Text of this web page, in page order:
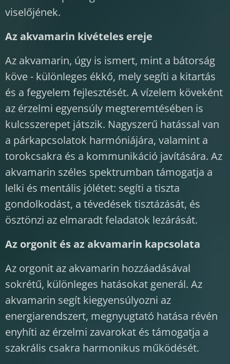
viselőjének.
Az akvamarin kivételes ereje
Az akvamarin, úgy is ismert, mint a bátorság
köve - különleges ékkő, mely segíti a kitartás
és a fegyelem fejlesztését. A vízelem köveként
az érzelmi egyensúly megteremtésében is
kulcsszerepet játszik. Nagyszerű hatással van
a párkapcsolatok harmóniájára, valamint a
torokcsakra és a kommunikáció javítására. Az
akvamarin széles spektrumban támogatja a
lelki és mentális jólétet: segíti a tiszta
gondolkodást, a tévedések tisztázását, és
ösztönzi az elmaradt feladatok lezárását.
Az orgonit és az akvamarin kapcsolata
Az orgonit az akvamarin hozzáadásával
sokrétű, különleges hatásokat generál. Az
akvamarin segít kiegyensúlyozni az
energiarendszert, megnyugtató hatása révén
enyhíti az érzelmi zavarokat és támogatja a
szakrális csakra harmonikus működését.